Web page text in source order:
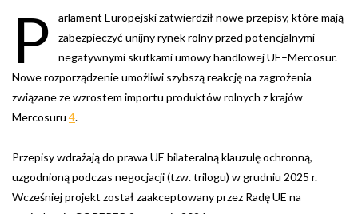
P
arlament Europejski zatwierdził nowe przepisy, które mają
zabezpieczyć unijny rynek rolny przed potencjalnymi
negatywnymi skutkami umowy handlowej UE–Mercosur.
Nowe rozporządzenie umożliwi szybszą reakcję na zagrożenia
związane ze wzrostem importu produktów rolnych z krajów
Mercosuru 4.
Przepisy wdrażają do prawa UE bilateralną klauzulę ochronną,
uzgodnioną podczas negocjacji (tzw. trilogu) w grudniu 2025 r.
Wcześniej projekt został zaakceptowany przez Radę UE na